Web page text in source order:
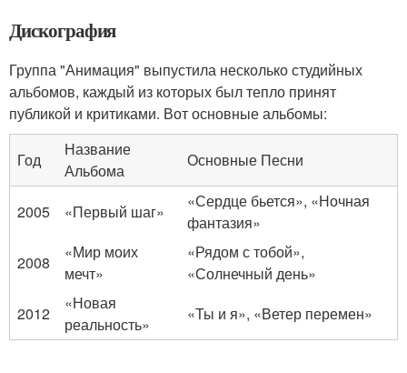
Дискография
Группа "Анимация" выпустила несколько студийных
альбомов, каждый из которых был тепло принят
публикой и критиками. Вот основные альбомы:
Год
Название
Альбома
Основные Песни
2005 «Первый шаг»
«Сердце бьется», «Ночная
фантазия»
2008
«Мир моих
мечт»
«Рядом с тобой»,
«Солнечный день»
2012
«Новая
реальность»
«Ты и я», «Ветер перемен»